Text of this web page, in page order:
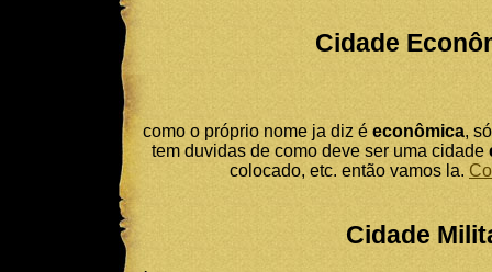
Cidade
como o próprio nome ja diz é econômica,
tem duvidas de como deve ser uma cidade
colocado, etc. então vamos la.
Cidade